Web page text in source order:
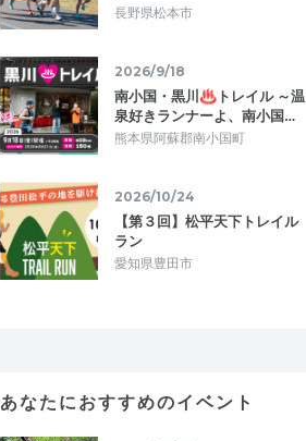
長野県松本市
2026/9/18
南小国・黒川♨トレイル ～温
泉好きランナーよ、南小国…
熊本県阿蘇郡南小国町
2026/10/24
【第３回】松平天下トレイル
ラン
愛知県豊田市
あなたにおすすめのイベント